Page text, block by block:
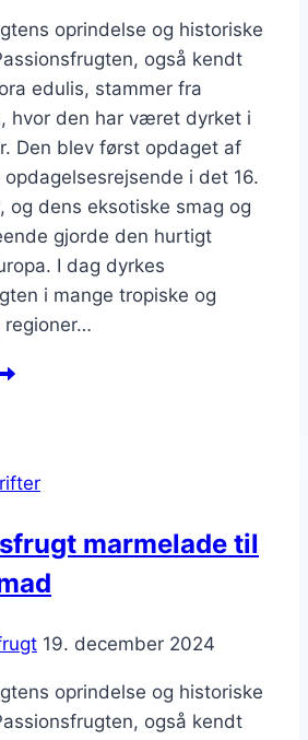
oprindelse og historiske
også kendt
edulis, stammer fra
hvor den har været dyrket i
Den blev først opdaget af
i det 16.
og dens eksotiske smag og
gjorde den hurtigt
I dag dyrkes
i mange tropiske og
regioner…
marmelade til
19. december 2024
oprindelse og historiske
også kendt